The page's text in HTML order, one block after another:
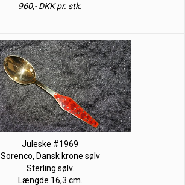
960,- DKK pr. stk.
Juleske #1969
Sorenco, Dansk krone sølv
Sterling sølv.
Længde 16,3 cm.